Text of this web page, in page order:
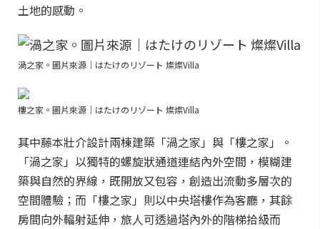
土地的感動。
渦之家。圖片來源｜はたけのリゾート 燦燦Villa
樓之家。圖片來源｜はたけのリゾート 燦燦Villa
其中藤本壯介設計兩棟建築「渦之家」與「樓之家」。
「渦之家」以獨特的螺旋狀通道連結內外空間，模糊建
築與自然的界線，既開放又包容，創造出流動多層次的
空間體驗；而「樓之家」則以中央塔樓作為客廳，其餘
房間向外輻射延伸，旅人可透過塔內外的階梯拾級而